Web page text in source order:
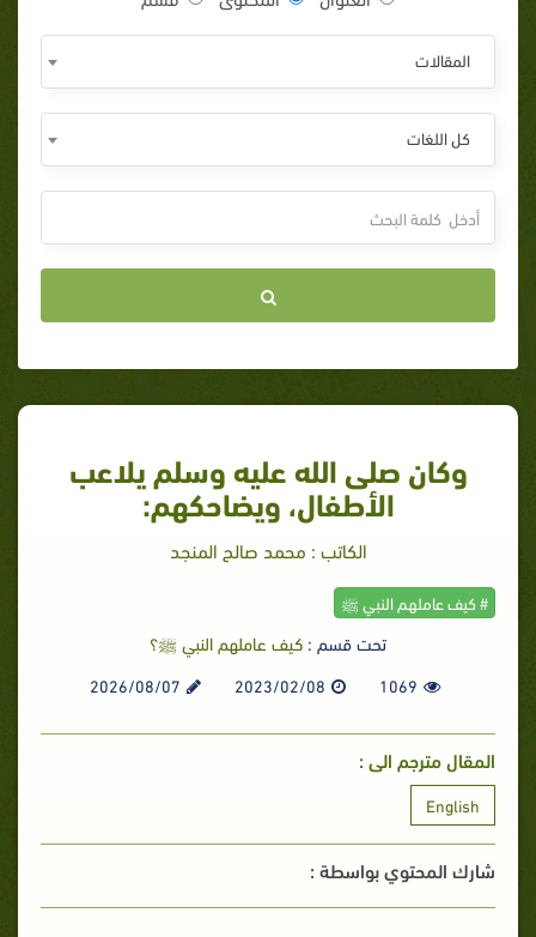
المقالات
كل اللغات
وكان صلى الله عليه وسلم يلاعب
الأطفال، ويضاحكهم:
الكاتب : محمد صالح المنجد
# كيف عاملهم النبي ﷺ
تحت قسم : كيف عاملهم النبي ﷺ؟
1069
2023/02/08
2026/08/07
المقال مترجم الى :
English
شارك المحتوي بواسطة :